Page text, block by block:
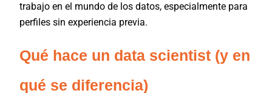
trabajo en el mundo de los datos, especialmente para
perfiles sin experiencia previa.
Qué hace un data scientist (y en
qué se diferencia)